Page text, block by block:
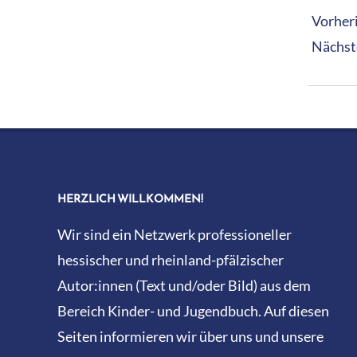
13
HERZLICH WILLKOMMEN!
Wir sind ein Netzwerk professioneller
hessischer und rheinland-pfälzischer
Autor:innen (Text und/oder Bild) aus dem
Bereich Kinder- und Jugendbuch. Auf diesen
Seiten informieren wir über uns und unsere